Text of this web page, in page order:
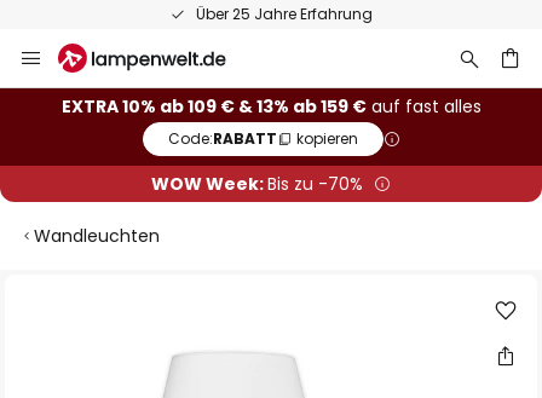
Über 25 Jahre Erfahrung
Inhalt
springen
EXTRA 10% ab 109 € & 13% ab 159 €auf fast alles
Code:RABATT kopieren
WOW Week:Bis zu -70%
Wandleuchten